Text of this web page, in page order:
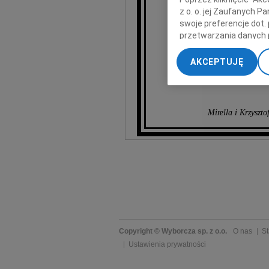
Mirella i
Copyright © Wyborcza sp. z o.o. O nas
Ustawienia prywatności
z o. o. jej Zaufanych
swoje preferencje dot.
przetwarzania danych
„Ustawienia
My, nasi Zaufani
dokładnych danych
Przechowywanie
treści, badnie
AKCEPTUJĘ